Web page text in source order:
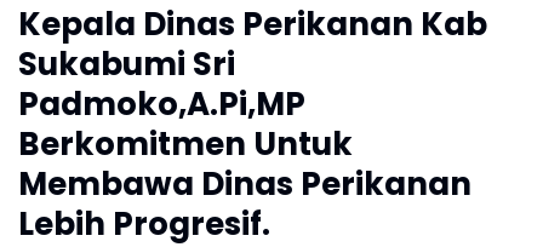
Kepala Dinas Perikanan Kab
Sukabumi Sri
Padmoko,A.Pi,MP
Berkomitmen Untuk
Membawa Dinas Perikanan
Lebih Progresif.